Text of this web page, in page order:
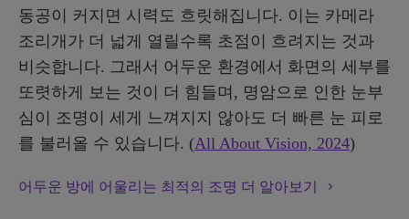
동공이 커지면 시력도 흐릿해집니다. 이는 카메라
조리개가 더 넓게 열릴수록 초점이 흐려지는 것과
비슷합니다. 그래서 어두운 환경에서 화면의 세부를
또렷하게 보는 것이 더 힘들며, 명암으로 인한 눈부
심이 조명이 세게 느껴지지 않아도 더 빠른 눈 피로
를 불러올 수 있습니다. (All About Vision, 2024)
어두운 방에 어울리는 최적의 조명 더 알아보기